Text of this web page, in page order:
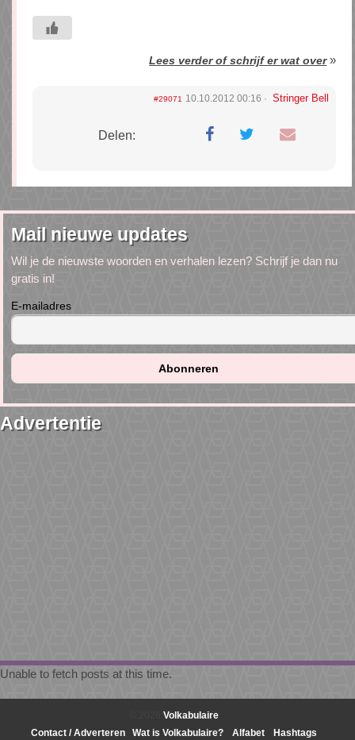
Lees verder of schrijf er wat over»
#29071 10.10.2012 00:16 Stringer Bell
Delen:
Mail nieuwe updates
Wil je de nieuwste woorden en verhalen lezen? Schrijf je dan nu
gratis in!
E-mailadres
Advertentie
Unable to fetch posts at this time.
Volkabulaire
Contact / Adverteren
Wat is Volkabulaire? Alfabet Hashtags